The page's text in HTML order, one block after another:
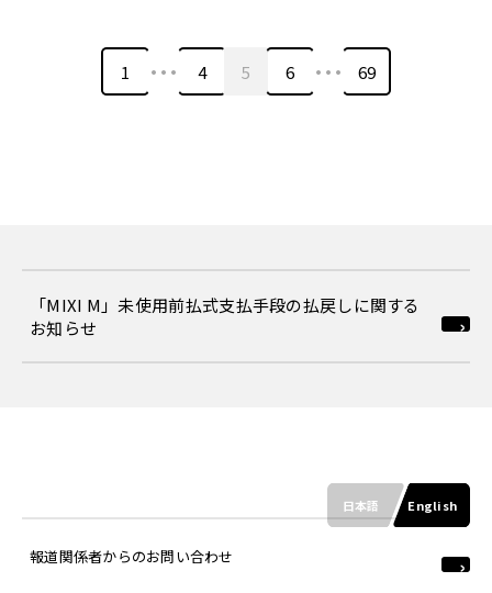
1 … 4 5 6 … 69
「MIXI M」未使用前払式支払手段の払戻しに関する
お知らせ
報道関係者からのお問い合わせ
日本語 English